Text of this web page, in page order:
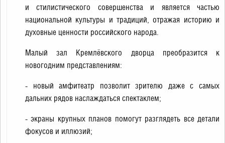
и стилистического совершенства и является частью
национальной культуры и традиций, отражая историю и
духовные ценности российского народа.
Малый зал Кремлёвского дворца преобразится к
новогодним представлениям:
- новый амфитеатр позволит зрителю даже с самых
дальних рядов наслаждаться спектаклем;
- экраны крупных планов помогут разглядеть все детали
фокусов и иллюзий;